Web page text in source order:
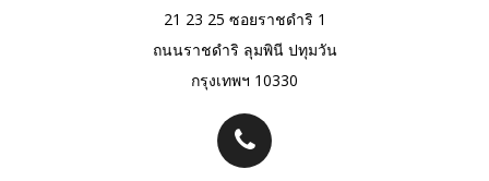
21 23 25 ซอยราชดำริ 1
ถนนราชดำริ ลุมพินี ปทุมวัน
กรุงเทพฯ 10330